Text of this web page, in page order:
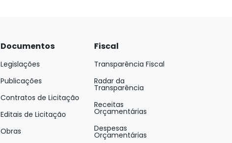
Documentos
Legislações
Publicações
Contratos de Licitação
Editais de Licitação
Obras
Fiscal
Transparência Fiscal
Radar da
Transparência
Receitas
Orçamentárias
Despesas
Orçamentárias